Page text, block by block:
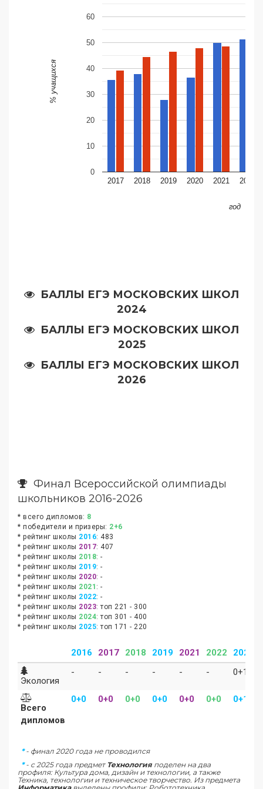
2017 2018 2019 2020 2021 2022
0
10
20
30
40
50
60
год
% учащихся
БАЛЛЫ ЕГЭ МОСКОВСКИХ ШКОЛ
2024
БАЛЛЫ ЕГЭ МОСКОВСКИХ ШКОЛ
2025
БАЛЛЫ ЕГЭ МОСКОВСКИХ ШКОЛ
2026
Финал Всероссийской олимпиады
школьников 2016-2026
* всего дипломов: 8
* победители и призеры: 2+6
* рейтинг школы 2016: 483
* рейтинг школы 2017: 407
* рейтинг школы 2018: -
* рейтинг школы 2019: -
* рейтинг школы 2020: -
* рейтинг школы 2021 : -
* рейтинг школы 2022: -
* рейтинг школы 2023:топ 221 - 300
* рейтинг школы 2024:топ 301 - 400
* рейтинг школы 2025:топ 171 - 220
2016 2017 2018 2019 2021 2022 2023
Экология
- - - - - - 0+1
Всего
дипломов
0+0 0+0 0+0 0+0 0+0 0+0 0+1
*- финал 2020 года не проводился
*- c 2025 года предмет Технология поделен на два
профиля: Культура дома, дизайн и технологии, а также
Техника, технологии и техническое творчество. Из предмета